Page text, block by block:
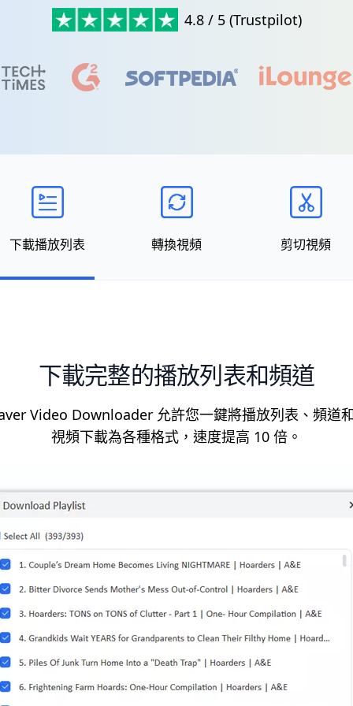
4.8 / 5 (Trustpilot)
下載播放列表 轉換視頻 剪切視頻
下載完整的播放列表和頻道
Video Downloader 允許您一鍵將播放列表、頻道
視頻下載為各種格式，速度提高 10 倍。